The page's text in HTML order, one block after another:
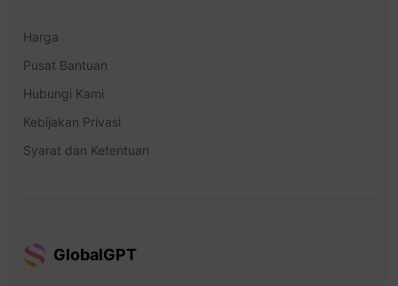
Harga
Pusat Bantuan
Hubungi Kami
Kebijakan Privasi
Syarat dan Ketentuan
GlobalGPT